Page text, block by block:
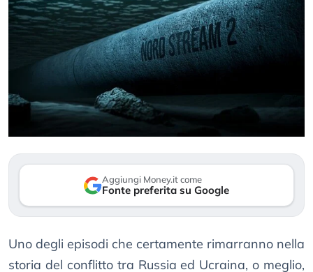
Aggiungi Money.it come
Fonte preferita su Google
Uno degli episodi che certamente rimarranno nella
storia del conflitto tra Russia ed Ucraina, o meglio,